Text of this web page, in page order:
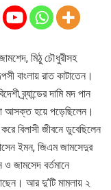
মিঠু চৌধুরীসহ
বাংলায় রাত কাটাতেন।
ব্র্যান্ডের দামি মদ পান
আসক্ত হয়ে পড়েছিলেন।
বিলাসী জীবনে ডুবেছিলেন
ইমন, জিএম জামসেদুর
জামসেদ বর্তমানে
আর দু’টি মামলায় ২